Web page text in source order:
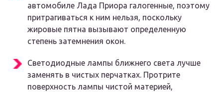
автомобиле Лада Приора галогенные, поэтому
притрагиваться к ним нельзя, поскольку
жировые пятна вызывают определенную
степень затемнения окон.
Светодиодные лампы ближнего света лучше
заменять в чистых перчатках. Протрите
поверхность лампы чистой материей,